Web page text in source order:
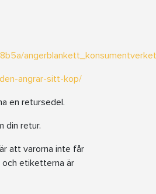
angrar-sitt-kop/
en retursedel.
din retur.
att varorna inte får
och etiketterna är